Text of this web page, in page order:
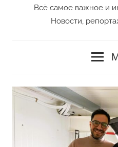
Vestnik
Всё самое важное и
Новости,